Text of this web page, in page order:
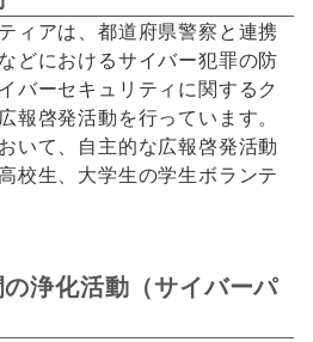
ィアは、都道府県警察と連携
どにおけるサイバー犯罪の防
バーセキュリティに関するク
報啓発活動を行っています。
いて、自主的な広報啓発活動
校生、大学生の学生ボランテ
化活動（サイバーパ